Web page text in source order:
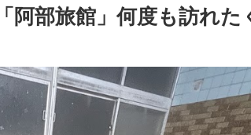
阿部旅館」何度も訪れた